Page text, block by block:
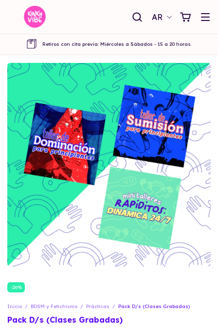
AR
Retiros con cita previa: Miércoles a Sábados - 15 a 20 horas.
-26%
Inicio / BDSM y Fetichismo / Prácticas / Pack D/s (Clases Grabadas)
Pack D/s (Clases Grabadas)